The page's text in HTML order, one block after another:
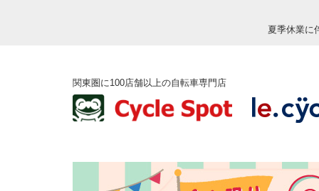
夏季休業に
関東圏に100店舗以上の自転車専門店